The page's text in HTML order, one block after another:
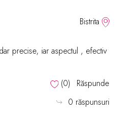
Bistrita
precise, iar aspectul , efectiv
(0)
Răspunde
0 răspunsuri